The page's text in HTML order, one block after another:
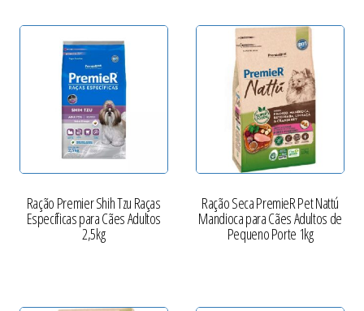
Ração Premier Shih Tzu Raças
Específicas para Cães Adultos
2,5kg
Ração Seca PremieR Pet Nattú
Mandioca para Cães Adultos de
Pequeno Porte 1kg